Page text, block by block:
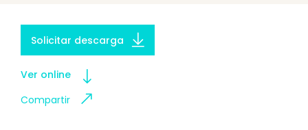
Solicitar descarga
Ver online
Compartir